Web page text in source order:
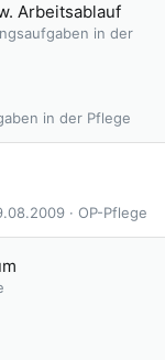
Arbeitsablauf
in der
in der Pflege
OP-Pflege